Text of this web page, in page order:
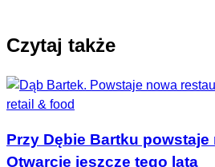
Czytaj także
retail & food
Przy Dębie Bartku powstaje
Otwarcie jeszcze tego lata